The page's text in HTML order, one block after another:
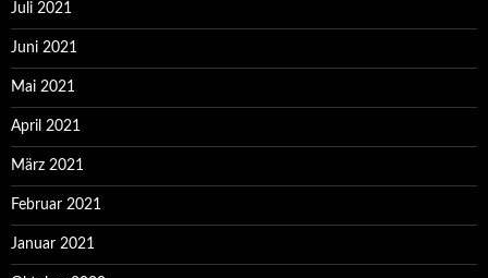
Juli 2021
Juni 2021
Mai 2021
April 2021
März 2021
Februar 2021
Januar 2021